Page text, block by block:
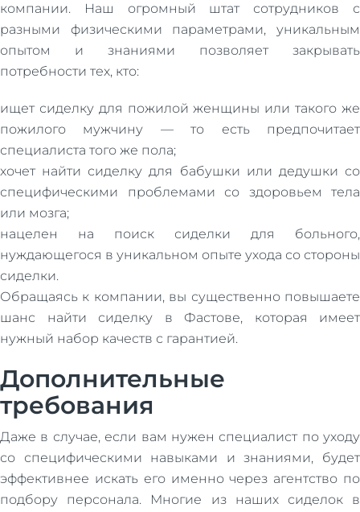
компании. Наш огромный штат сотрудников с
разными физическими параметрами, уникальным
опытом и знаниями позволяет закрывать
потребности тех, кто:
ищет сиделку для пожилой женщины или такого же
пожилого мужчину — то есть предпочитает
специалиста того же пола;
хочет найти сиделку для бабушки или дедушки со
специфическими проблемами со здоровьем тела
или мозга;
нацелен на поиск сиделки для больного,
нуждающегося в уникальном опыте ухода со стороны
сиделки.
Обращаясь к компании, вы существенно повышаете
шанс найти сиделку в Фастове, которая имеет
нужный набор качеств с гарантией.
Дополнительные
требования
Даже в случае, если вам нужен специалист по уходу
со специфическими навыками и знаниями, будет
эффективнее искать его именно через агентство по
подбору персонала. Многие из наших сиделок в